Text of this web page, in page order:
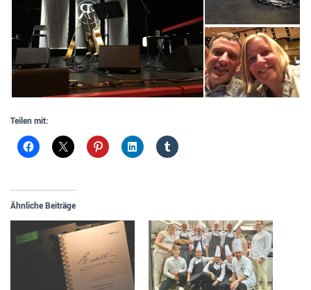
Teilen mit:
Ähnliche Beiträge